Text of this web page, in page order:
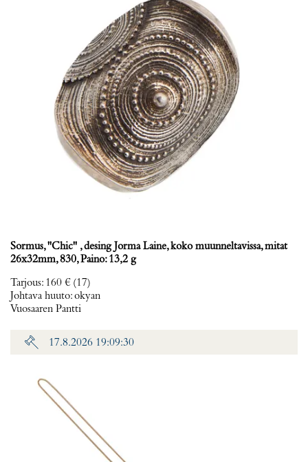
Sormus, ''Chic'' , desing Jorma Laine, koko muunneltavissa, mitat
26x32mm, 830, Paino: 13,2 g
Tarjous: 160 € (17)
Johtava huuto:okyan
Vuosaaren Pantti
17.8.2026 19:09:30